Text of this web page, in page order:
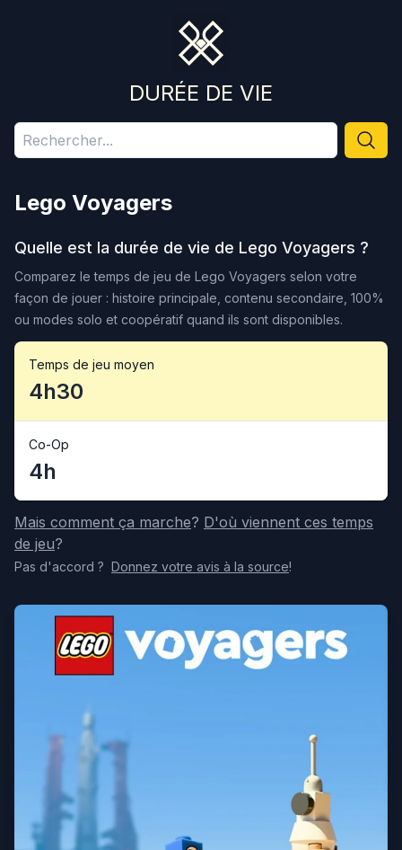
DURÉE DE VIE
Lego Voyagers
Quelle est la durée de vie de Lego Voyagers ?
Comparez le temps de jeu de Lego Voyagers selon votre
façon de jouer : histoire principale, contenu secondaire, 100%
ou modes solo et coopératif quand ils sont disponibles.
Temps de jeu moyen
4h30
Co-Op
4h
Mais comment ça marche? D'où viennent ces temps
de jeu?
Pas d'accord ? Donnez votre avis à la source!